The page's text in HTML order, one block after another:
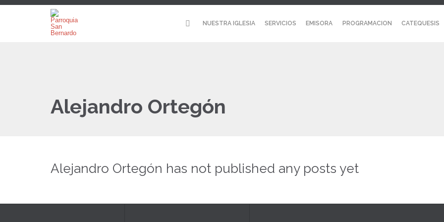
NUESTRA IGLESIA SERVICIOS EMISORA PROGRAMACION CATEQUESIS
Alejandro Ortegón
Alejandro Ortegón has not published any posts yet